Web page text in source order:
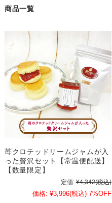
商品一覧
苺クロテッドリームジャムが入
った贅沢セット【常温便配送】
【数量限定】
定価: ¥4,342(税込)
価格: ¥3,996(税込) 7%OFF